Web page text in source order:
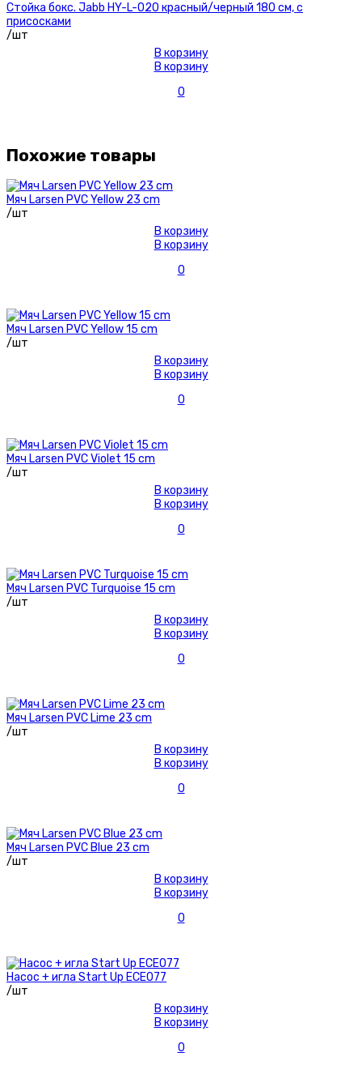
Стойка бокс. Jabb HY-L-020 красный/черный 180 см, с
присосками
/шт
В корзину
В корзину
0
Похожие товары
Мяч Larsen PVC Yellow 23 cm
/шт
В корзину
В корзину
0
Мяч Larsen PVC Yellow 15 cm
/шт
В корзину
В корзину
0
Мяч Larsen PVC Violet 15 cm
/шт
В корзину
В корзину
0
Мяч Larsen PVC Turquoise 15 cm
/шт
В корзину
В корзину
0
Мяч Larsen PVC Lime 23 cm
/шт
В корзину
В корзину
0
Мяч Larsen PVC Blue 23 cm
/шт
В корзину
В корзину
0
Насос + игла Start Up ECE077
/шт
В корзину
В корзину
0